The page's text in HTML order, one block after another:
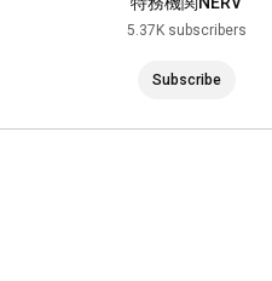
5.37K subscribers
Subscribe